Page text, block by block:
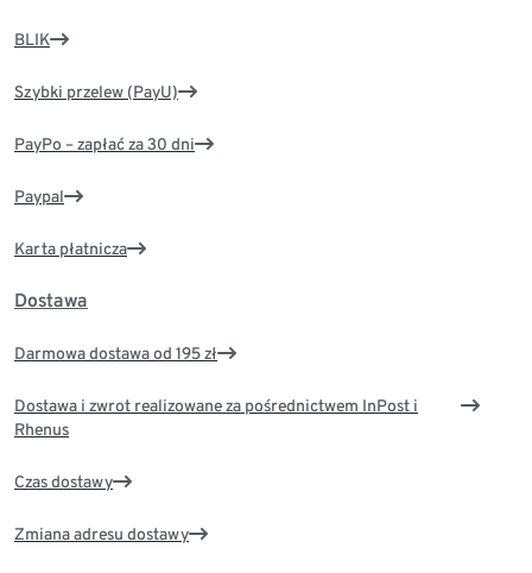
BLIK
Szybki przelew (PayU)
PayPo – zapłać za 30 dni
Paypal
Karta płatnicza
Dostawa
Darmowa dostawa od 195 zł
Dostawa i zwrot realizowane za pośrednictwem InPost i
Rhenus
Czas dostawy
Zmiana adresu dostawy